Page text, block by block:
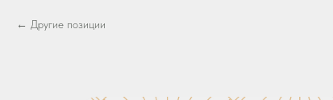
Другие позиции